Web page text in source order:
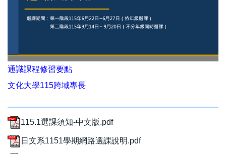
通識課程修習要點
文化大學115跨域專長
115.1選課須知-中文版.pdf
日文系1151學期網路選課說明.pdf